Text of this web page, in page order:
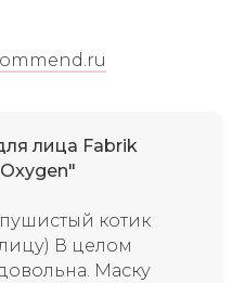
лица Fabrik
котик
В целом
Маску